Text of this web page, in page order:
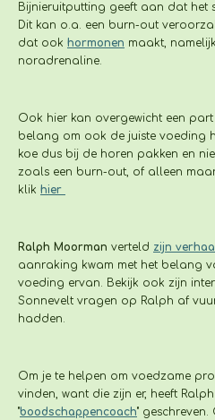
Bijnieruitputting geeft aan dat het
Dit kan o.a. een burn-out
dat ook hormonen maakt,
noradrenaline.
Ook hier kan overgewicht een
belang om ook de juiste voeding
koe dus bij de horen pakken en
zoals een burn-out, of alleen
klik hier
Ralph Moorman verteld zijn
aanraking kwam met het belang
voeding ervan. Bekijk ook zijn
Sonnevelt vragen op Ralph af
hadden.
Om je te helpen om voedzame
vinden, want die zijn er, heeft
"boodschappencoach"